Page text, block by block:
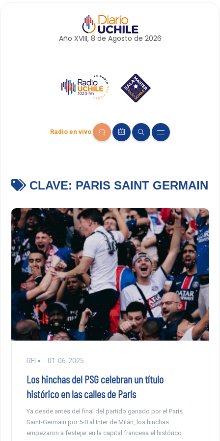
Año XVIII, 8 de Agosto de 2026
Radio en vivo
CLAVE: PARIS SAINT GERMAIN
RFI 01-06-2025
Los hinchas del PSG celebran un título
histórico en las calles de París
Ya desde antes del final del partido ganado por el París
Saint-Germain por 5-0 al Inter de Milán, los hinchas
empezaron a festejar en la capital francesa el histórico